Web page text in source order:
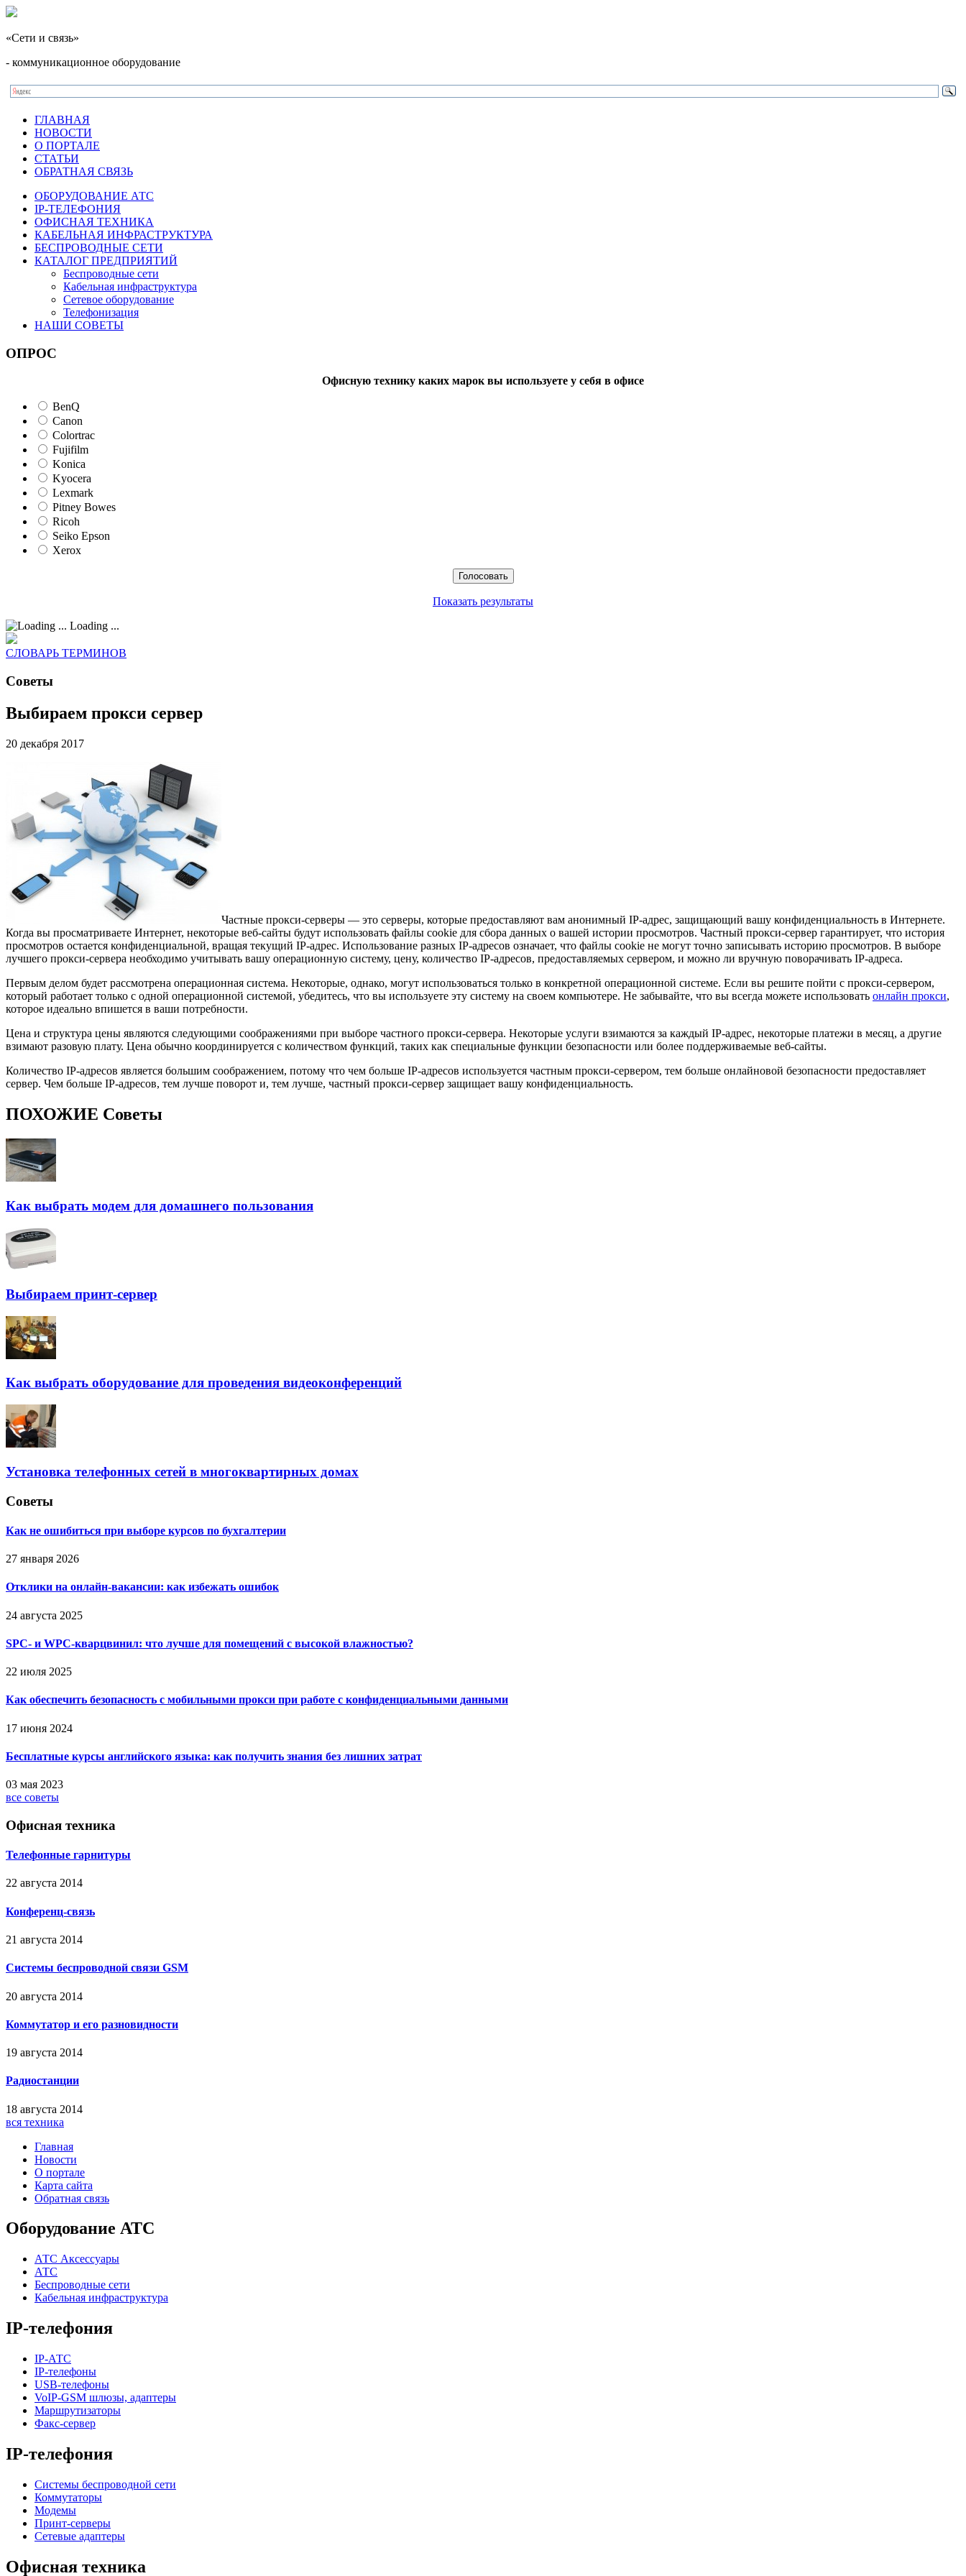
«Сети и связь»
- коммуникационное оборудование
ГЛАВНАЯ
НОВОСТИ
О ПОРТАЛЕ
СТАТЬИ
ОБРАТНАЯ СВЯЗЬ
ОБОРУДОВАНИЕ АТС
IP-ТЕЛЕФОНИЯ
ОФИСНАЯ ТЕХНИКА
КАБЕЛЬНАЯ ИНФРАСТРУКТУРА
БЕСПРОВОДНЫЕ СЕТИ
КАТАЛОГ ПРЕДПРИЯТИЙ
Беспроводные сети
Кабельная инфраструктура
Сетевое оборудование
Телефонизация
НАШИ СОВЕТЫ
ОПРОС
Офисную технику каких марок вы используете у себя в офисе
BenQ
Canon
Colortrac
Fujifilm
Konica
Kyocera
Lexmark
Pitney Bowes
Ricoh
Seiko Epson
Xerox
Показать результаты
Loading ...
СЛОВАРЬ ТЕРМИНОВ
Советы
Выбираем прокси сервер
20 декабря 2017
Частные прокси-серверы — это серверы, которые предоставляют вам анонимный IP-адрес, защищающий вашу конфиденциальность в Интернете.
Когда вы просматриваете Интернет, некоторые веб-сайты будут использовать файлы cookie для сбора данных о вашей истории просмотров. Частный прокси-сервер гарантирует, что история
просмотров остается конфиденциальной, вращая текущий IP-адрес. Использование разных IP-адресов означает, что файлы cookie не могут точно записывать историю просмотров. В выборе
лучшего прокси-сервера необходимо учитывать вашу операционную систему, цену, количество IP-адресов, предоставляемых сервером, и можно ли вручную поворачивать IP-адреса.
Первым делом будет рассмотрена операционная система. Некоторые, однако, могут использоваться только в конкретной операционной системе. Если вы решите пойти с прокси-сервером,
который работает только с одной операционной системой, убедитесь, что вы используете эту систему на своем компьютере. Не забывайте, что вы всегда можете использовать онлайн прокси,
которое идеально впишется в ваши потребности.
Цена и структура цены являются следующими соображениями при выборе частного прокси-сервера. Некоторые услуги взимаются за каждый IP-адрес, некоторые платежи в месяц, а другие
взимают разовую плату. Цена обычно координируется с количеством функций, таких как специальные функции безопасности или более поддерживаемые веб-сайты.
Количество IP-адресов является большим соображением, потому что чем больше IP-адресов используется частным прокси-сервером, тем больше онлайновой безопасности предоставляет
сервер. Чем больше IP-адресов, тем лучше поворот и, тем лучше, частный прокси-сервер защищает вашу конфиденциальность.
ПОХОЖИЕ Советы
Как выбрать модем для домашнего пользования
Выбираем принт-сервер
Как выбрать оборудование для проведения видеоконференций
Установка телефонных сетей в многоквартирных домах
Советы
Как не ошибиться при выборе курсов по бухгалтерии
27 января 2026
Отклики на онлайн-вакансии: как избежать ошибок
24 августа 2025
SPC- и WPC-кварцвинил: что лучше для помещений с высокой влажностью?
22 июля 2025
Как обеспечить безопасность с мобильными прокси при работе с конфиденциальными данными
17 июня 2024
Бесплатные курсы английского языка: как получить знания без лишних затрат
03 мая 2023
все советы
Офисная техника
Телефонные гарнитуры
22 августа 2014
Конференц-связь
21 августа 2014
Системы беспроводной связи GSM
20 августа 2014
Коммутатор и его разновидности
19 августа 2014
Радиостанции
18 августа 2014
вся техника
Главная
Новости
О портале
Карта сайта
Обратная связь
Оборудование АТС
АТС Аксессуары
АТС
Беспроводные сети
Кабельная инфраструктура
IP-телефония
IP-АТС
IP-телефоны
USB-телефоны
VoIP-GSM шлюзы, адаптеры
Маршрутизаторы
Факс-сервер
IP-телефония
Системы беспроводной сети
Коммутаторы
Модемы
Принт-серверы
Сетевые адаптеры
Офисная техника